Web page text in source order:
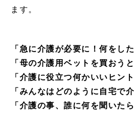
ます。
「急に介護が必要に！何をし
「母の介護用ベットを買おう
「介護に役立つ何かいいヒン
「みんなはどのように自宅で
「介護の事、誰に何を聞いた